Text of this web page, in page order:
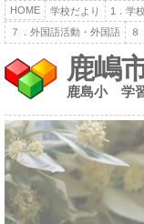
HOME 学校だより 1．学
７．外国語活動・外国語
８
鹿嶋
鹿島小 学